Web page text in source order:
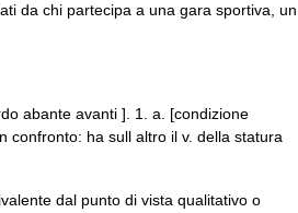
da chi partecipa a una gara sportiva, un
abante avanti ]. 1. a. [condizione
confronto: ha sull altro il v. della statura
dal punto di vista qualitativo o